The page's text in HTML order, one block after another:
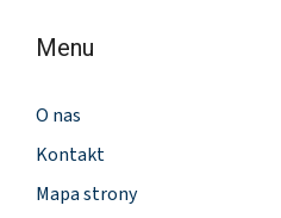
Menu
O nas
Kontakt
Mapa strony